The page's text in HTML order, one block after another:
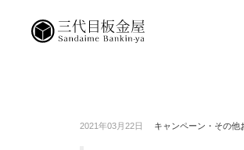
2021年03月22日 キャンペーン・その他